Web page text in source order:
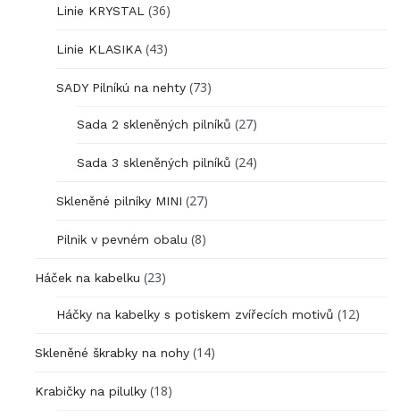
Linie KRYSTAL (36)
Linie KLASIKA (43)
SADY Pilníkú na nehty (73)
Sada 2 skleněných pilníků (27)
Sada 3 skleněných pilníků (24)
Skleněné pilníky MINI (27)
Pilnik v pevném obalu (8)
Háček na kabelku (23)
Háčky na kabelky s potiskem zvířecích motivů (12)
Skleněné škrabky na nohy (14)
Krabičky na pilulky (18)